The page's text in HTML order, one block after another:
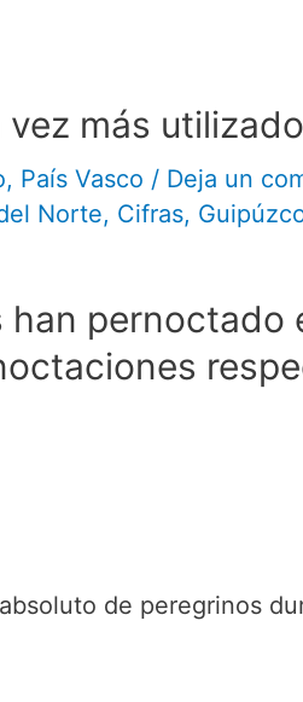
más utilizado
, País Vasco / Deja un
Norte, Cifras,
pernoctado
de peregrinos